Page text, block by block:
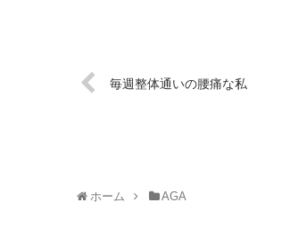
毎週整体通いの腰痛な私
ホーム AGA